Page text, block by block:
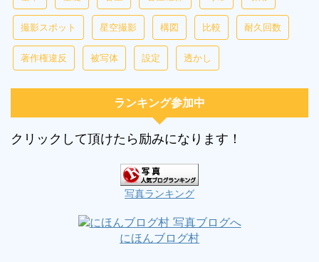
撮影スポット 星空撮影 構図 比較 耐久回数
著作権違反 被写体 設定 透かし
ランキング参加中
クリックして頂けたら励みになります！
写真ランキング
にほんブログ村